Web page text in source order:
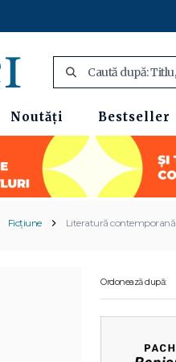
Noutăți Bestseller
Ficțiune Literatură contemporană
Ordonează după: